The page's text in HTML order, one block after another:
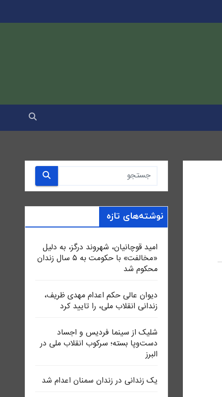
نوشته‌های تازه
امید قوچانیان، شهروند درگز، به دلیل
«مخالفت» با حکومت به ۵ سال زندان
محکوم شد
دیوان عالی حکم اعدام مهدی ظریف،
زندانی انقلاب ملی، را تایید کرد
شلیک از سینما فردیس و اجساد
دست‌وپا بسته؛ سرکوب انقلاب ملی در
البرز
یک زندانی در زندان سمنان اعدام شد